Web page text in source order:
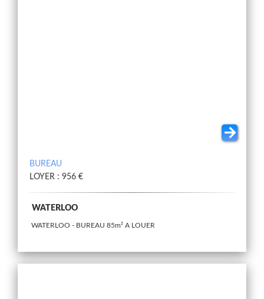
BUREAU
LOYER : 956 €
WATERLOO
WATERLOO - BUREAU 85m² A LOUER